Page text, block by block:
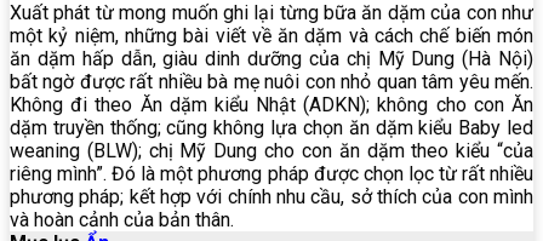
Xuất phát từ mong muốn ghi lại từng bữa ăn dặm của con như
một kỷ niệm, những bài viết về ăn dặm và cách chế biến món
ăn dặm hấp dẫn, giàu dinh dưỡng của chị Mỹ Dung (Hà Nội)
bất ngờ được rất nhiều bà mẹ nuôi con nhỏ quan tâm yêu mến.
Không đi theo Ăn dặm kiểu Nhật (ADKN); không cho con Ăn
dặm truyền thống; cũng không lựa chọn ăn dặm kiểu Baby led
weaning (BLW); chị Mỹ Dung cho con ăn dặm theo kiểu “của
riêng mình”. Đó là một phương pháp được chọn lọc từ rất nhiều
phương pháp; kết hợp với chính nhu cầu, sở thích của con mình
và hoàn cảnh của bản thân.